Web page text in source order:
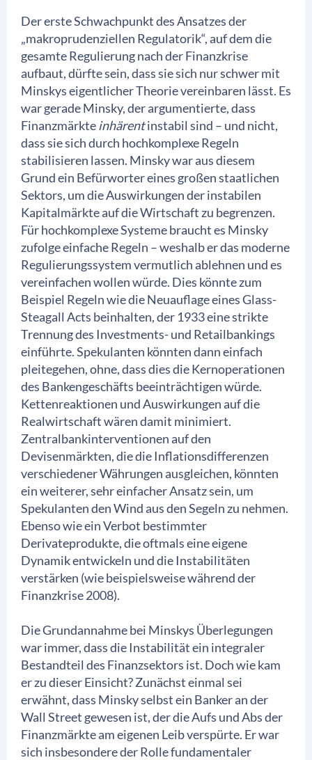
Der erste Schwachpunkt des Ansatzes der
„makroprudenziellen Regulatorik“, auf dem die
gesamte Regulierung nach der Finanzkrise
aufbaut, dürfte sein, dass sie sich nur schwer mit
Minskys eigentlicher Theorie vereinbaren lässt. Es
war gerade Minsky, der argumentierte, dass
Finanzmärkteinhärentinstabil sind – und nicht,
dass sie sich durch hochkomplexe Regeln
stabilisieren lassen. Minsky war aus diesem
Grund ein Befürworter eines großen staatlichen
Sektors, um die Auswirkungen der instabilen
Kapitalmärkte auf die Wirtschaft zu begrenzen.
Für hochkomplexe Systeme braucht es Minsky
zufolge einfache Regeln – weshalb er das moderne
Regulierungssystem vermutlich ablehnen und es
vereinfachen wollen würde. Dies könnte zum
Beispiel Regeln wie die Neuauflage eines Glass-
Steagall Acts beinhalten, der 1933 eine strikte
Trennung des Investments- und Retailbankings
einführte. Spekulanten könnten dann einfach
pleitegehen, ohne, dass dies die Kernoperationen
des Bankengeschäfts beeinträchtigen würde.
Kettenreaktionen und Auswirkungen auf die
Realwirtschaft wären damit minimiert.
Zentralbankinterventionen auf den
Devisenmärkten, die die Inflationsdifferenzen
verschiedener Währungen ausgleichen, könnten
ein weiterer, sehr einfacher Ansatz sein, um
Spekulanten den Wind aus den Segeln zu nehmen.
Ebenso wie ein Verbot bestimmter
Derivateprodukte, die oftmals eine eigene
Dynamik entwickeln und die Instabilitäten
verstärken (wie beispielsweise während der
Finanzkrise 2008).
Die Grundannahme bei Minskys Überlegungen
war immer, dass die Instabilität ein integraler
Bestandteil des Finanzsektors ist. Doch wie kam
er zu dieser Einsicht? Zunächst einmal sei
erwähnt, dass Minsky selbst ein Banker an der
Wall Street gewesen ist, der die Aufs und Abs der
Finanzmärkte am eigenen Leib verspürte. Er war
sich insbesondere der Rolle fundamentaler